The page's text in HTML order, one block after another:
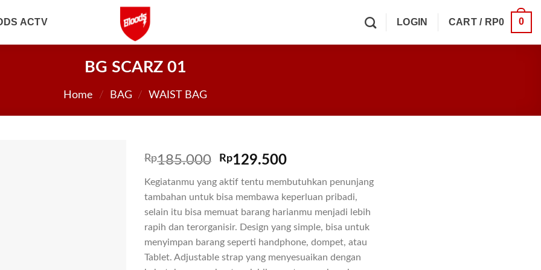
ACTV LOGIN CART / RP0 0
BG SCARZ 01
Home / BAG / WAIST BAG
Rp185.000 Rp129.500
Kegiatanmu yang aktif tentu membutuhkan penunjang
tambahan untuk bisa membawa keperluan pribadi,
selain itu bisa memuat barang harianmu menjadi lebih
rapih dan terorganisir. Design yang simple, bisa untuk
menyimpan barang seperti handphone, dompet, atau
Tablet. Adjustable strap yang menyesuaikan dengan